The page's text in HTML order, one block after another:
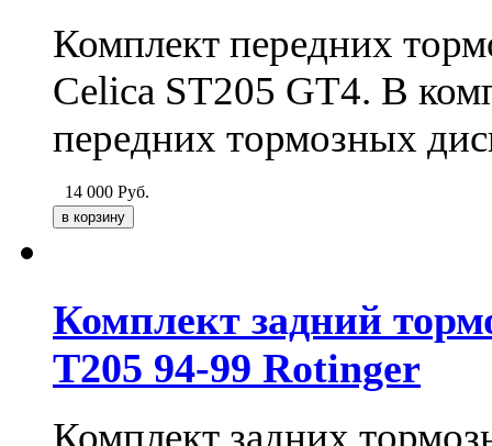
Комплект передних
Celica ST205 GT4. В
передних тормозных
14 000 Руб.
Комплект задний
T205 94-99 Rotinger
Комплект задних